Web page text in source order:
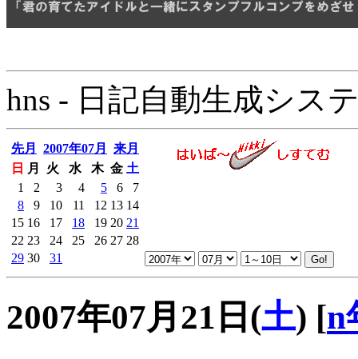
hns - 日記自動生成シス
先月 2007年07月
来月
日
月 火 水 木 金 土
1
2 3 4 5 6
7
8
9 10 11 12 13 14
15 16 17 18 19 20 21
22 23 24 25 26 27 28
29 30 31
2007年07月21日(土) [n